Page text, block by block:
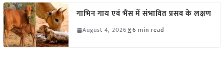
गाभिन गाय एवं भैंस में संभावित प्रसव के लक्षण
August 4, 2026 6 min read